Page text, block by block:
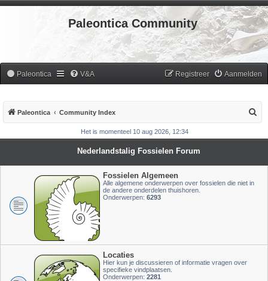
Paleontica Community
Paleontica V&A Aanmelden
Registreer
Paleontica Community Index
e
Het is momenteel 10 aug 2026, 12:34
Nederlandstalig Fossielen Forum
Fossielen Algemeen
Alle algemene onderwerpen over fossielen die niet in
de andere onderdelen thuishoren.
Onderwerpen: 6293
Locaties
Hier kun je discussieren of informatie vragen over
specifieke vindplaatsen.
Onderwerpen: 2281